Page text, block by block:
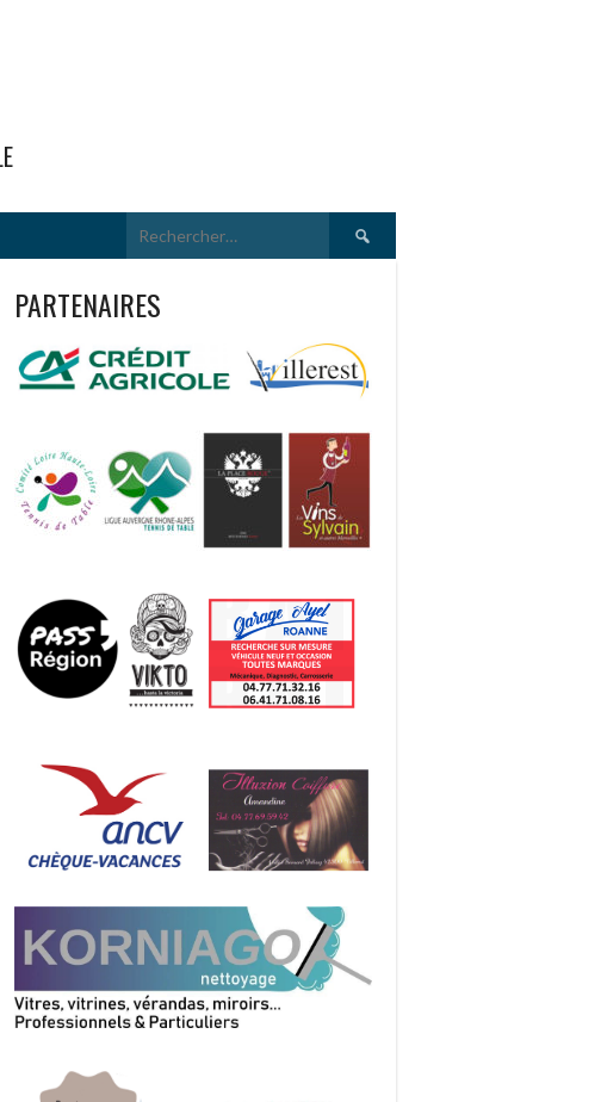
Rechercher :
PARTENAIRES